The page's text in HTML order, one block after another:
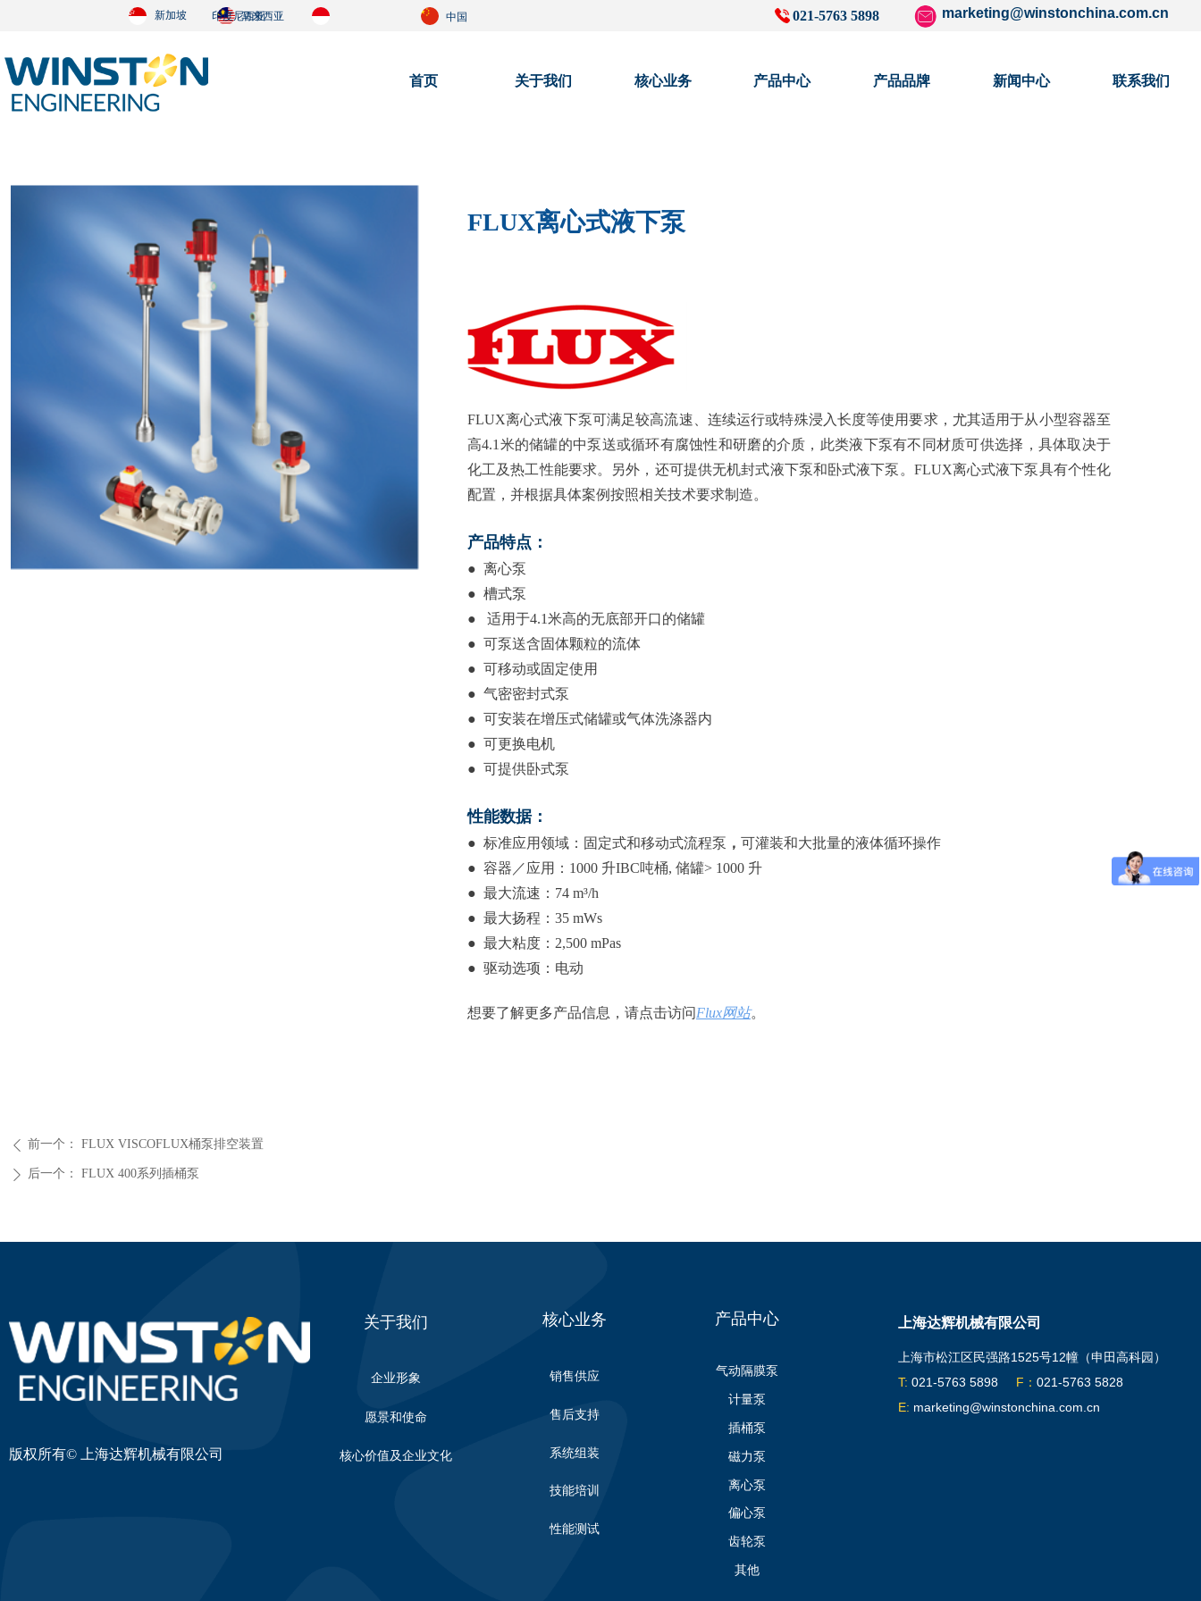
首页 关于我们 核心业务 产品中心 产品品牌 新闻中心 联系我们
021-5763 5898
中国
马来西亚
新加坡 marketing@winstonchina.com.cn
印度尼西亚
ꄴ 前一个： FLUX VISCOFLUX桶泵排空装置
ꄲ 后一个： FLUX 400系列插桶泵
FLUX离心式液下泵可满足较高流速、连续运行或特殊浸入长度等使用要求，尤其适用于从小型容器至
高4.1米的储罐的中泵送或循环有腐蚀性和研磨的介质，此类液下泵有不同材质可供选择，具体取决于
化工及热工性能要求。另外，还可提供无机封式液下泵和卧式液下泵。FLUX离心式液下泵具有个性化
配置，并根据具体案例按照相关技术要求制造。
产品特点：
● 离心泵
● 槽式泵
● 适用于4.1米高的无底部开口的储罐
● 可泵送含固体颗粒的流体
● 可移动或固定使用
● 气密密封式泵
● 可安装在增压式储罐或气体洗涤器内
● 可更换电机
● 可提供卧式泵
性能数据：
● 标准应用领域：固定式和移动式流程泵 ， 可灌装和大批量的液体循环操作
● 容器／应用：1000 升IBC吨桶, 储罐> 1000 升
● 最大流速：74 m³/h
● 最大扬程：35 mWs
● 最大粘度：2,500 mPas
● 驱动选项：电动
想要了解更多产品信息，请点击访问Flux网站。
FLUX离心式液下泵
上海达辉机械有限公司
上海市松江区民强路1525号12幢（申田高科园）
T: 021-5763 5898 F： 021-5763 5828
E: marketing@winstonchina.com.cn
版权所有© 上海达辉机械有限公司
关于我们
企业形象
愿景和使命
核心价值及企业文化
核心业务
销售供应
售后支持
系统组装
技能培训
性能测试
产品中心
气动隔膜泵
计量泵
插桶泵
磁力泵
离心泵
偏心泵
齿轮泵
其他